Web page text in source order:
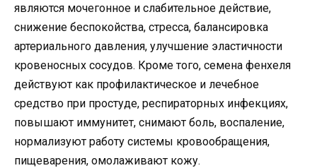
являются мочегонное и слабительное действие,
снижение беспокойства, стресса, балансировка
артериального давления, улучшение эластичности
кровеносных сосудов. Кроме того, семена фенхеля
действуют как профилактическое и лечебное
средство при простуде, респираторных инфекциях,
повышают иммунитет, снимают боль, воспаление,
нормализуют работу системы кровообращения,
пищеварения, омолаживают кожу.